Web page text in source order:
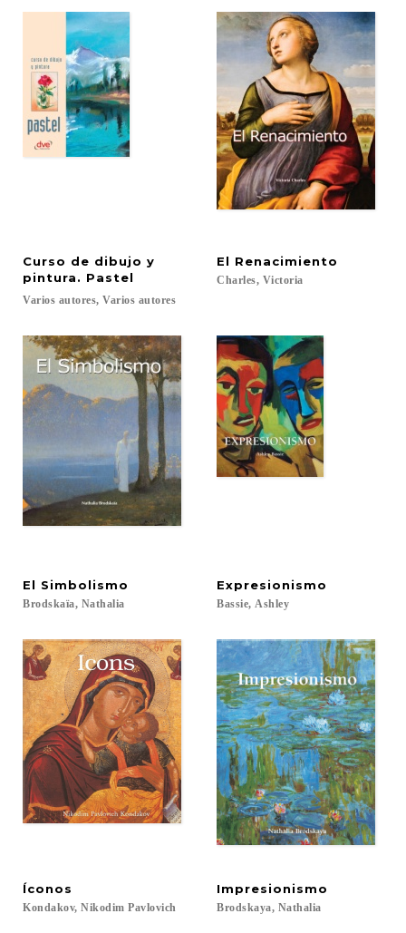
Curso de dibujo y
pintura. Pastel
Varios autores, Varios autores
El Renacimiento
Charles, Victoria
El Simbolismo
Brodskaïa, Nathalia
Expresionismo
Bassie, Ashley
Íconos
Kondakov, Nikodim Pavlovich
Impresionismo
Brodskaya, Nathalia